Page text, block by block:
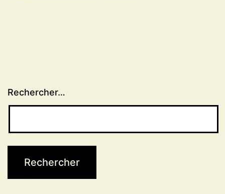
Rechercher…